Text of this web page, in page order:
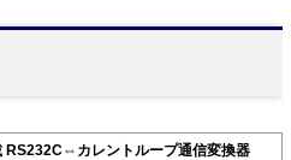
RS232C⇔カレントループ通信変換器